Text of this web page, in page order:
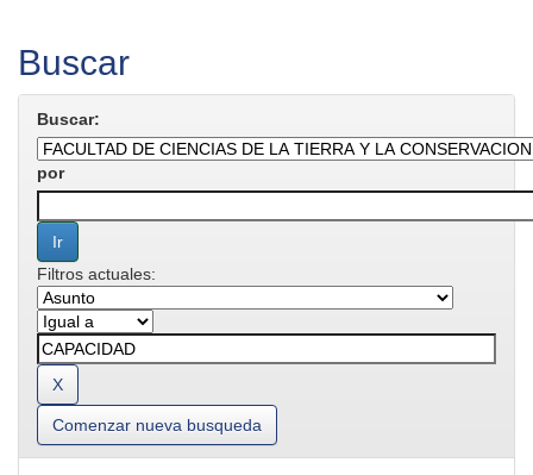
Buscar
Buscar:
por
Filtros actuales:
Comenzar nueva busqueda